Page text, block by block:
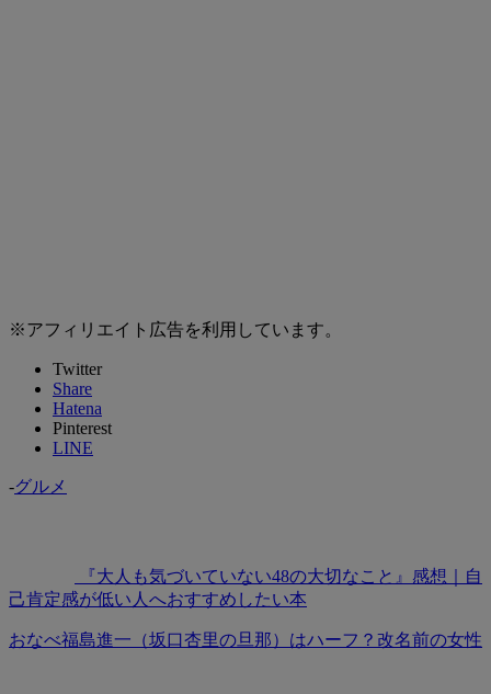
※アフィリエイト広告を利用しています。
Twitter
Share
Hatena
Pinterest
LINE
-グルメ
『大人も気づいていない48の大切なこと』感想｜自
己肯定感が低い人へおすすめしたい本
おなべ福島進一（坂口杏里の旦那）はハーフ？改名前の女性